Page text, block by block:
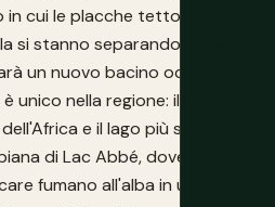
cui le placche tettoniche
si stanno separando, creando
un nuovo bacino oceanico. Il
unico nella regione: il Lago
e il lago più salato al
di Lac Abbé, dove
fumano all'alba in un